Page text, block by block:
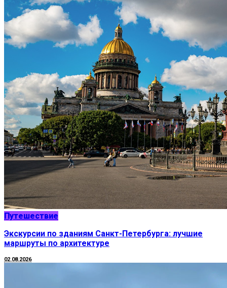
Путешествие
Экскурсии по зданиям Санкт-Петербурга: лучшие
маршруты по архитектуре
02.08.2026